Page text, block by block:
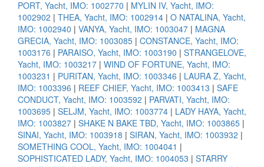
PORT, Yacht, IMO: 1002770 | MYLIN IV, Yacht, IMO:
1002902 | THEA, Yacht, IMO: 1002914 | O NATALINA, Yacht,
IMO: 1002940 | VANYA, Yacht, IMO: 1003047 | MAGNA
GRECIA, Yacht, IMO: 1003085 | CONSTANCE, Yacht, IMO:
1003176 | PARAISO, Yacht, IMO: 1003190 | STRANGELOVE,
Yacht, IMO: 1003217 | WIND OF FORTUNE, Yacht, IMO:
1003231 | PURITAN, Yacht, IMO: 1003346 | LAURA Z, Yacht,
IMO: 1003396 | REEF CHIEF, Yacht, IMO: 1003413 | SAFE
CONDUCT, Yacht, IMO: 1003592 | PARVATI, Yacht, IMO:
1003695 | SELJM, Yacht, IMO: 1003774 | LADY HAYA, Yacht,
IMO: 1003827 | SHAKE N BAKE TBD, Yacht, IMO: 1003865 |
SINAI, Yacht, IMO: 1003918 | SIRAN, Yacht, IMO: 1003932 |
SOMETHING COOL, Yacht, IMO: 1004041 |
SOPHISTICATED LADY, Yacht, IMO: 1004053 | STARRY